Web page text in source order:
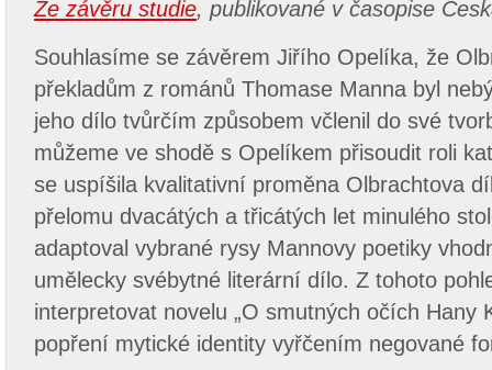
Ze závěru studie, publikované v časopise
Souhlasíme se závěrem Jiřího Opelíka, že
překladům z románů Thomase Manna byl
jeho dílo tvůrčím způsobem včlenil do své
můžeme ve shodě s Opelíkem přisoudit roli
se uspíšila kvalitativní proměna Olbrachtova
přelomu dvacátých a třicátých let minulého
adaptoval vybrané rysy Mannovy poetiky
umělecky svébytné literární dílo. Z tohoto
interpretovat novelu „O smutných očích Hany
popření mytické identity vyřčením negované